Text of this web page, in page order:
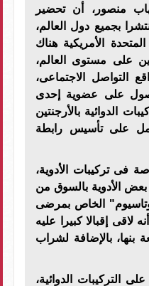
منصور، أن تحضير
بجميع دول العالم،
الأمريكية هناك
على مستوى العالم،
التواصل الاجتماعى،
على عضوية إحدى
الدوائية بالأرجنتين
على تأسيس رابطة
فى تركيبات الأدوية،
الأدوية بالسوق من
الخاص بمرضى
لاقى إقبالا كبيرا عليه
بالإضافة لشراب
التركيبات الدوائية،